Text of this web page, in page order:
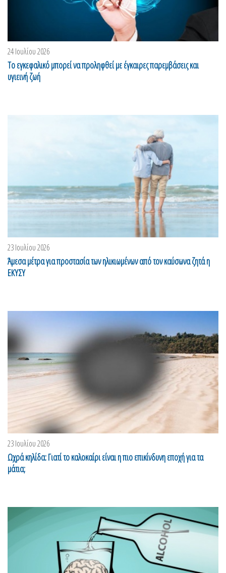
24 Ιουλίου 2026
Το εγκεφαλικό μπορεί να προληφθεί με έγκαιρες παρεμβάσεις και
υγιεινή ζωή
23 Ιουλίου 2026
Άμεσα μέτρα για προστασία των ηλικιωμένων από τον καύσωνα ζητά η
ΕΚΥΣΥ
23 Ιουλίου 2026
Ωχρά κηλίδα: Γιατί το καλοκαίρι είναι η πιο επικίνδυνη εποχή για τα
μάτια;